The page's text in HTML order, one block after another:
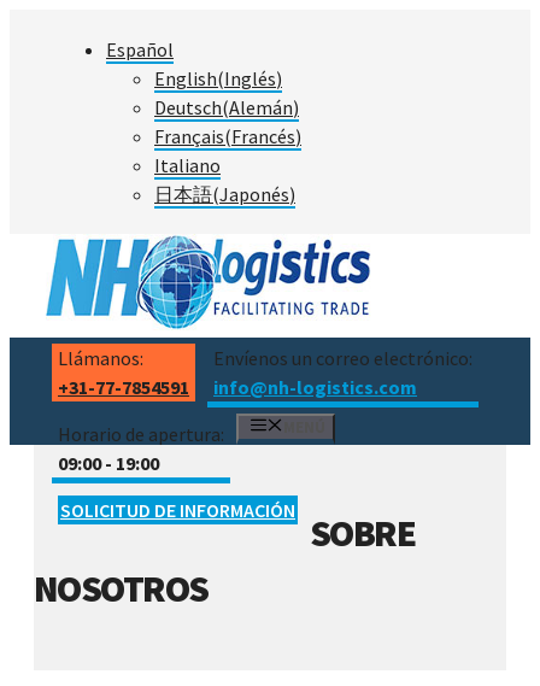
Español
English(Inglés)
Deutsch(Alemán)
Français(Francés)
Italiano
日本語(Japonés)
Llámanos:
+31-77-7854591
Envíenos un correo electrónico:
info@nh-logistics.com
Horario de apertura:
09:00 - 19:00
SOLICITUD DE INFORMACIÓN
SOBRE
NOSOTROS